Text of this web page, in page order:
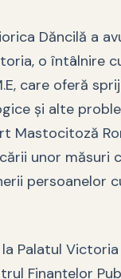
Dăncilă a
o întâlnire
care oferă
şi alte
Mastocitoză
unor măsuri
persoanelor
Palatul
Finanţelor